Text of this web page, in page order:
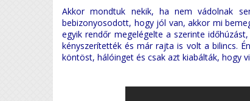
Akkor mondtuk nekik, ha nem vádolnak
bebizonyosodott, hogy jól van, akkor mi
egyik rendőr megelégelte a szerinte
kényszerítették és már rajta is volt a bilincs.
köntöst, hálóinget és csak azt kiabálták, hogy